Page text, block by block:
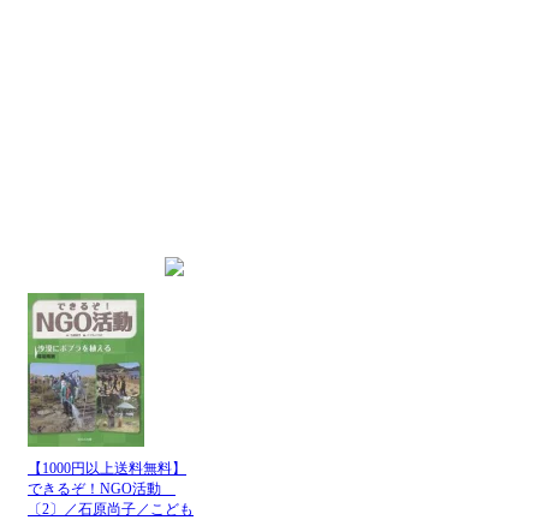
【1000円以上送料無料】
できるぞ！NGO活動
〔2〕／石原尚子／こども